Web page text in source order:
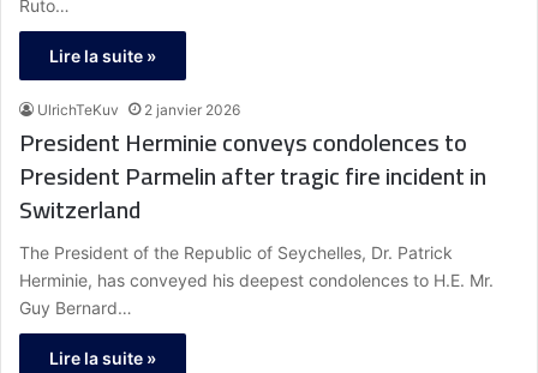
Ruto…
Lire la suite »
UlrichTeKuv 2 janvier 2026
President Herminie conveys condolences to
President Parmelin after tragic fire incident in
Switzerland
The President of the Republic of Seychelles, Dr. Patrick
Herminie, has conveyed his deepest condolences to H.E. Mr.
Guy Bernard…
Lire la suite »